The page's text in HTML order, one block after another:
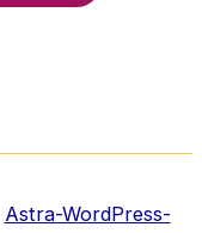
Astra-WordPress-